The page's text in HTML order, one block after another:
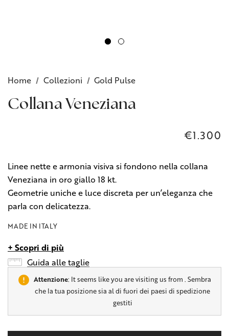
Home Collezioni Gold Pulse
Collana Veneziana
€1.300
Linee nette e armonia visiva si fondono nella collana
Veneziana in oro giallo 18 kt.
Geometrie uniche e luce discreta per un’eleganza che
parla con delicatezza.
MADE IN ITALY
+ Scopri di più
Guida alle taglie
Attenzione: It seems like you are visiting us from . Sembra
che la tua posizione sia al di fuori dei paesi di spedizione
gestiti